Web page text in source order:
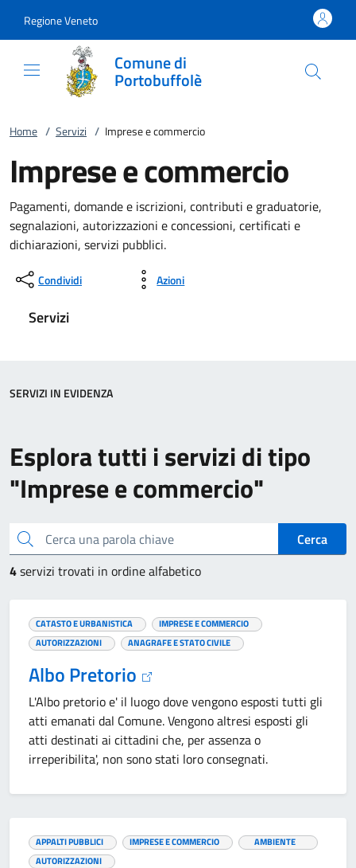
Regione Veneto
Comune di
Portobuffolè
Home / Servizi / Imprese e commercio
Imprese e commercio
Pagamenti, domande e iscrizioni, contributi e graduatorie,
segnalazioni, autorizzazioni e concessioni, certificati e
dichiarazioni, servizi pubblici.
Condividi Azioni
Servizi
Esplora tutti i servizi di tipo
"Imprese e commercio"
Cerca una parola chiave
Cerca
4servizi trovati in ordine alfabetico
CATASTO E URBANISTICA
IMPRESE E COMMERCIO
AUTORIZZAZIONI
ANAGRAFE E STATO CIVILE
Albo Pretorio
L'Albo pretorio e' il luogo dove vengono esposti tutti gli
atti emanati dal Comune. Vengono altresi esposti gli
atti destinati ai cittadini che, per assenza o
irreperibilita', non sono stati loro consegnati.
APPALTI PUBBLICI IMPRESE E COMMERCIO
AMBIENTE
AUTORIZZAZIONI
SERVIZI IN EVIDENZA